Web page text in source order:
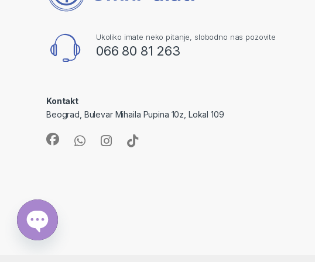
Ukoliko imate neko pitanje, slobodno nas pozovite
066 80 81 263
Kontakt
Beograd, Bulevar Mihaila Pupina 10z, Lokal 109